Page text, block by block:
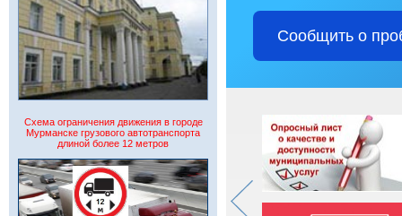
Схема ограничения движения в городе
Мурманске грузового автотранспорта
длиной более 12 метров
Сообщить о